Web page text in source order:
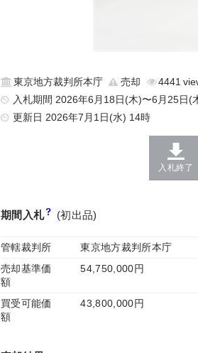
東京地方裁判所本庁 売却 4441
入札期間 2026年6月18日(木)〜6月25日(
更新日 2026年7月1日(水) 14時
入札終了
期間入札 (初出品)
管轄裁判所 東京地方裁判所本庁
売却基準価
額
54,750,000円
買受可能価
額
43,800,000円